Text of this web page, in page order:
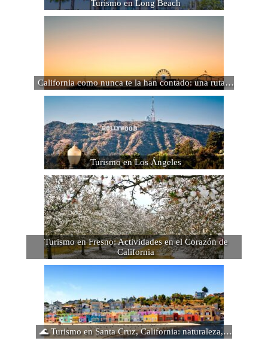
Turismo en Long Beach
California como nunca te la han contado: una ruta…
Turismo en Los Ángeles
Turismo en Fresno: Actividades en el Corazón de
California
🌊 Turismo en Santa Cruz, California: naturaleza,…